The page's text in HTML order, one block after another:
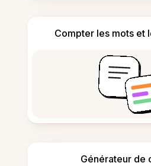
Compter les mots et
Générateur de